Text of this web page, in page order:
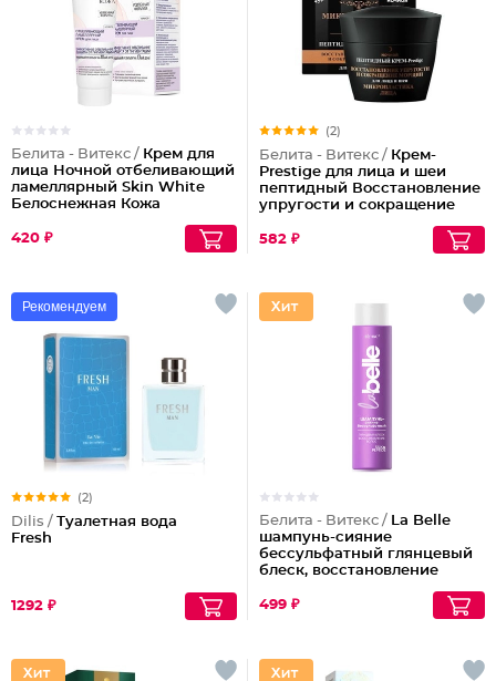
Белита - Витекс / Крем для
лица Ночной отбеливающий
ламеллярный Skin White
Белоснежная Кожа
420 ₽
(2)
Белита - Витекс / Крем-
Prestige для лица и шеи
пептидный Восстановление
упругости и сокращение
582 ₽
Рекомендуем
(2)
Dilis / Туалетная вода
Fresh
1292 ₽
Белита - Витекс / La Belle
шампунь-сияние
бессульфатный глянцевый
блеск, восстановление
499 ₽